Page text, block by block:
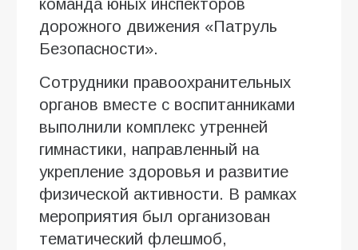
команда юных инспекторов
дорожного движения «Патруль
Безопасности».
Сотрудники правоохранительных
органов вместе с воспитанниками
выполнили комплекс утренней
гимнастики, направленный на
укрепление здоровья и развитие
физической активности. В рамках
мероприятия был организован
тематический флешмоб,